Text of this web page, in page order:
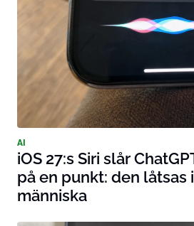
AI
iOS 27:s Siri slår
på en punkt: den låtsas
människa